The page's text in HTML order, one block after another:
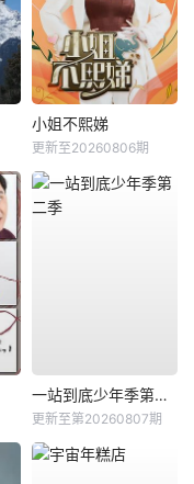
小姐不熙娣
更新至20260806期
一站到底少年季第二季
更新至第20260807期